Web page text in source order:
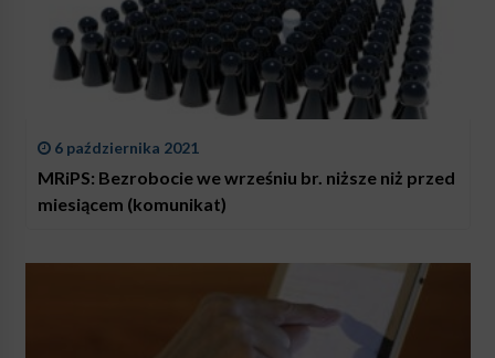
6 października 2021
MRiPS: Bezrobocie we wrześniu br. niższe niż przed
miesiącem (komunikat)